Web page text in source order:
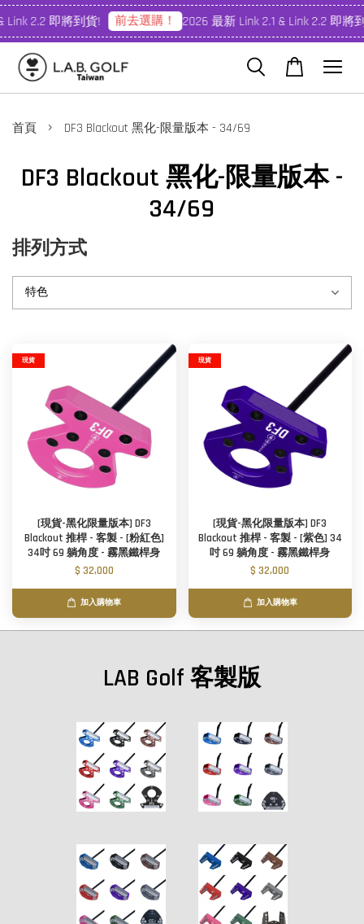
Link 2.2 即將到貨! 前去選購！ 2026 最新 Link 2.1 & Link 2.2 即將
首頁 › DF3 Blackout 黑化-限量版本 - 34/69
DF3 Blackout 黑化-限量版本 -
34/69
排列方式
現貨
[現貨-黑化限量版本] DF3
Blackout 推桿 - 客製 - [粉紅色]
34吋 69 躺角度 - 霧黑鐵桿身
$ 32,000
加入購物車
現貨
[現貨-黑化限量版本] DF3
Blackout 推桿 - 客製 - [紫色] 34
吋 69 躺角度 - 霧黑鐵桿身
$ 32,000
加入購物車
LAB Golf 客製版